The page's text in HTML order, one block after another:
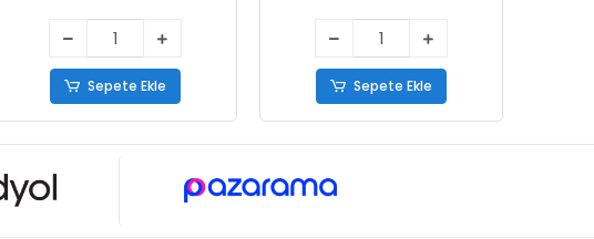
Sepete Ekle Sepete Ekle